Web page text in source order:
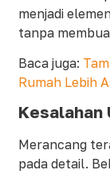
menjadi
tanpa
Baca juga:
Rumah Lebih
Kesalahan
Merancang
pada detail.